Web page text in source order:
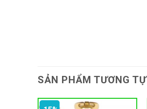
SẢN PHẨM TƯƠNG TỰ